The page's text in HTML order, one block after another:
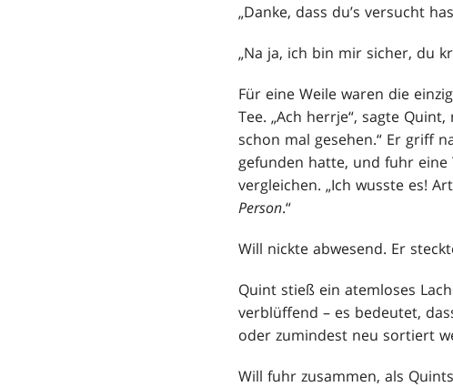
„Danke, dass du’s versucht
„Na ja, ich bin mir sicher, du
Für eine Weile waren die
Tee. „Ach herrje“, sagte
schon mal gesehen.“ Er griff
gefunden hatte, und fuhr eine
vergleichen. „Ich wusste es!
Person.“
Will nickte abwesend. Er
Quint stieß ein atemloses
verblüffend – es bedeutet,
oder zumindest neu sortiert
Will fuhr zusammen, als